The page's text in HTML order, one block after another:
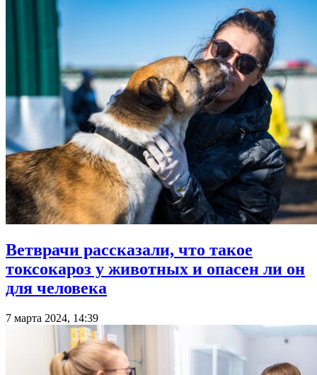
Ветврачи рассказали, что такое
токсокароз у животных и опасен ли он
для человека
7 марта 2024, 14:39